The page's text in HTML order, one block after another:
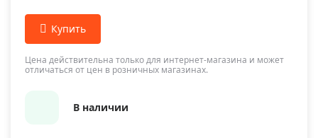
Цена действительна только для интернет-магазина и может
отличаться от цен в розничных магазинах.
В наличии